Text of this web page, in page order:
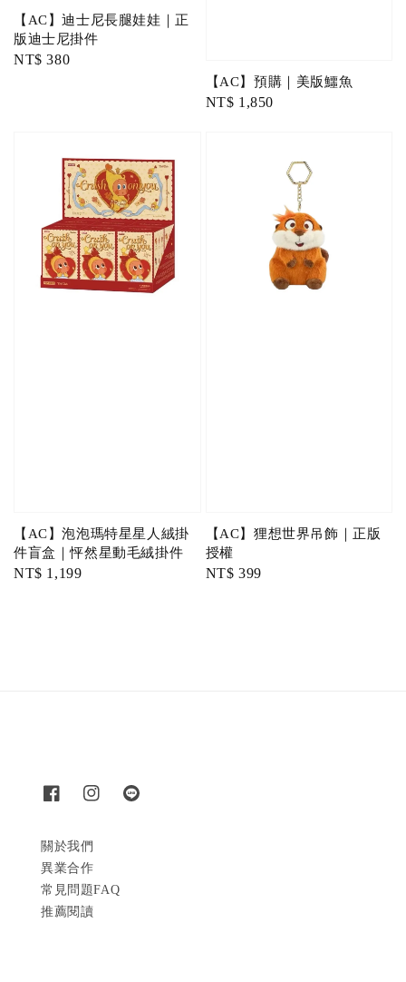
【AC】迪士尼長腿娃娃｜正
版迪士尼掛件
Regular
NT$ 380
【AC】預購｜美版鱷魚
Regular
NT$ 1,850
【AC】泡泡瑪特星星人絨掛
件盲盒｜怦然星動毛絨掛件
Regular
NT$ 1,199
【AC】狸想世界吊飾｜正版
授權
Regular
NT$ 399
關於我們
異業合作
常見問題FAQ
推薦閱讀